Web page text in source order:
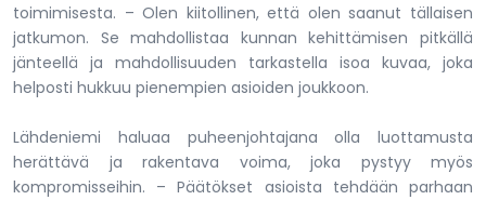
toimimisesta. – Olen kiitollinen, että olen saanut tällaisen
jatkumon. Se mahdollistaa kunnan kehittämisen pitkällä
jänteellä ja mahdollisuuden tarkastella isoa kuvaa, joka
helposti hukkuu pienempien asioiden joukkoon.
Lähdeniemi haluaa puheenjohtajana olla luottamusta
herättävä ja rakentava voima, joka pystyy myös
kompromisseihin. – Päätökset asioista tehdään parhaan